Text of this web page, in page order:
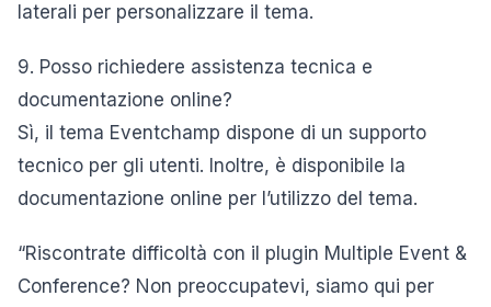
laterali per personalizzare il tema.
9. Posso richiedere assistenza tecnica e
documentazione online?
Sì, il tema Eventchamp dispone di un supporto
tecnico per gli utenti. Inoltre, è disponibile la
documentazione online per l’utilizzo del tema.
“Riscontrate difficoltà con il plugin Multiple Event &
Conference? Non preoccupatevi, siamo qui per